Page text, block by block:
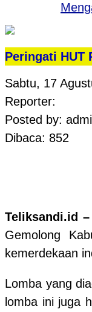
Peringati HUT
Sabtu, 17
Reporter:
Posted by:
Dibaca: 852
Teliksandi.id –
Gemolong
kemerdekaan
Lomba yang
lomba ini juga